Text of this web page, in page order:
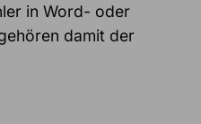
in Word- oder
damit der